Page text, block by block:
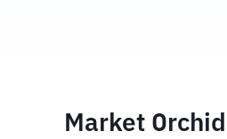
Market Orchid